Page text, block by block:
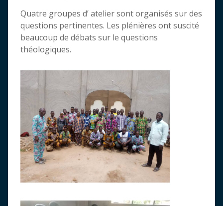
Quatre groupes d’ atelier sont organisés sur des
questions pertinentes. Les plénières ont suscité
beaucoup de débats sur le questions
théologiques.